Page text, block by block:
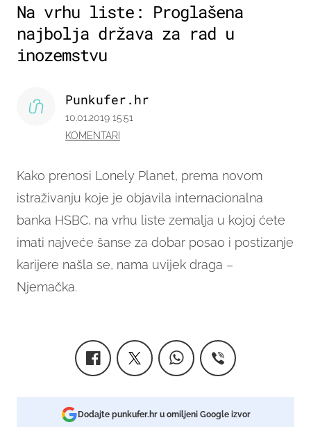
Na vrhu liste: Proglašena
najbolja država za rad u
inozemstvu
Kako prenosi Lonely Planet, prema novom
istraživanju koje je objavila internacionalna
banka HSBC, na vrhu liste zemalja u kojoj ćete
imati najveće šanse za dobar posao i postizanje
karijere našla se, nama uvijek draga –
Njemačka.
Punkufer.hr
10.01.2019 15:51
KOMENTARI
Dodajte punkufer.hr u omiljeni Google izvor